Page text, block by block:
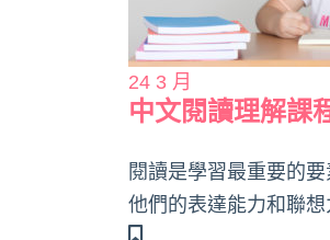
24 3 月
中文閱讀理解課
閱讀是學習最重要的
他們的表達能力和聯